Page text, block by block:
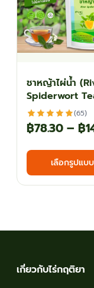
ชาหญ้าไผ่น้ำ
Spiderwort
(65)
฿78.30 – ฿
เลือกรูปแบบ
เกี่ยวกับไร่กฤติยา